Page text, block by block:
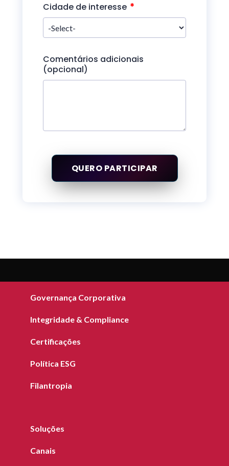
Cidade de interesse *
Comentários adicionais
(opcional)
QUERO PARTICIPAR
Governança Corporativa
Integridade & Compliance
Certificações
Política ESG
Filantropia
Soluções
Canais